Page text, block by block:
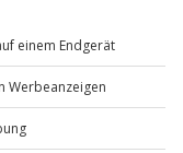
Vorteile.